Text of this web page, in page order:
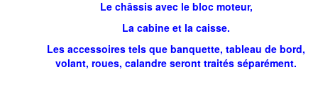
Le châssis avec le bloc moteur,
La cabine et la caisse.
Les accessoires tels que banquette, tableau de bord,
volant, roues, calandre seront traités séparément.